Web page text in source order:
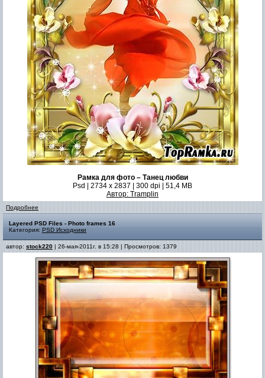
Рамка для фото – Танец любви
Psd | 2734 x 2837 | 300 dpi | 51,4 MB
Автор: Tramplin
Подробнее
Layered PSD Files - Photo frames 16
Категория: PSD Исходники
автор: stock220 | 26-мая-2011г. в 15:28 | Просмотров: 1379